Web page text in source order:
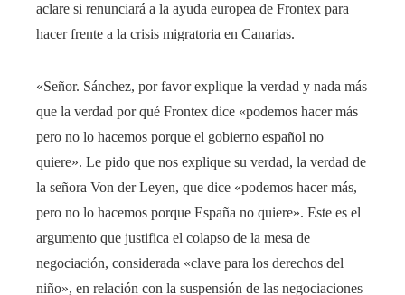
aclare si renunciará a la ayuda europea de Frontex para
hacer frente a la crisis migratoria en Canarias.
«Señor. Sánchez, por favor explique la verdad y nada más
que la verdad por qué Frontex dice «podemos hacer más
pero no lo hacemos porque el gobierno español no
quiere». Le pido que nos explique su verdad, la verdad de
la señora Von der Leyen, que dice «podemos hacer más,
pero no lo hacemos porque España no quiere». Este es el
argumento que justifica el colapso de la mesa de
negociación, considerada «clave para los derechos del
niño», en relación con la suspensión de las negociaciones